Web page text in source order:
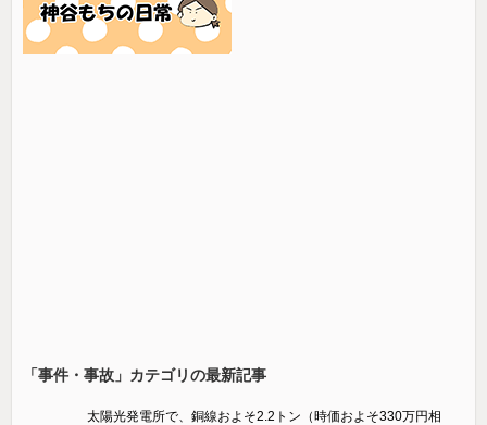
「事件・事故」カテゴリの最新記事
太陽光発電所で、銅線およそ2.2トン（時価およそ330万円相